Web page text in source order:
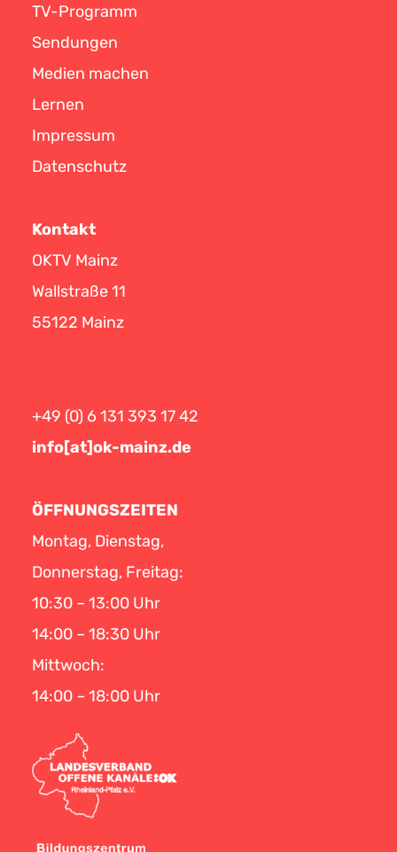
TV-Programm
Sendungen
Medien machen
Lernen
Impressum
Datenschutz
Kontakt
OKTV Mainz
Wallstraße 11
55122 Mainz
+49 (0) 6 131 393 17 42
info[at]ok-mainz.de
ÖFFNUNGSZEITEN
Montag, Dienstag,
Donnerstag, Freitag:
10:30 – 13:00 Uhr
14:00 – 18:30 Uhr
Mittwoch:
14:00 – 18:00 Uhr